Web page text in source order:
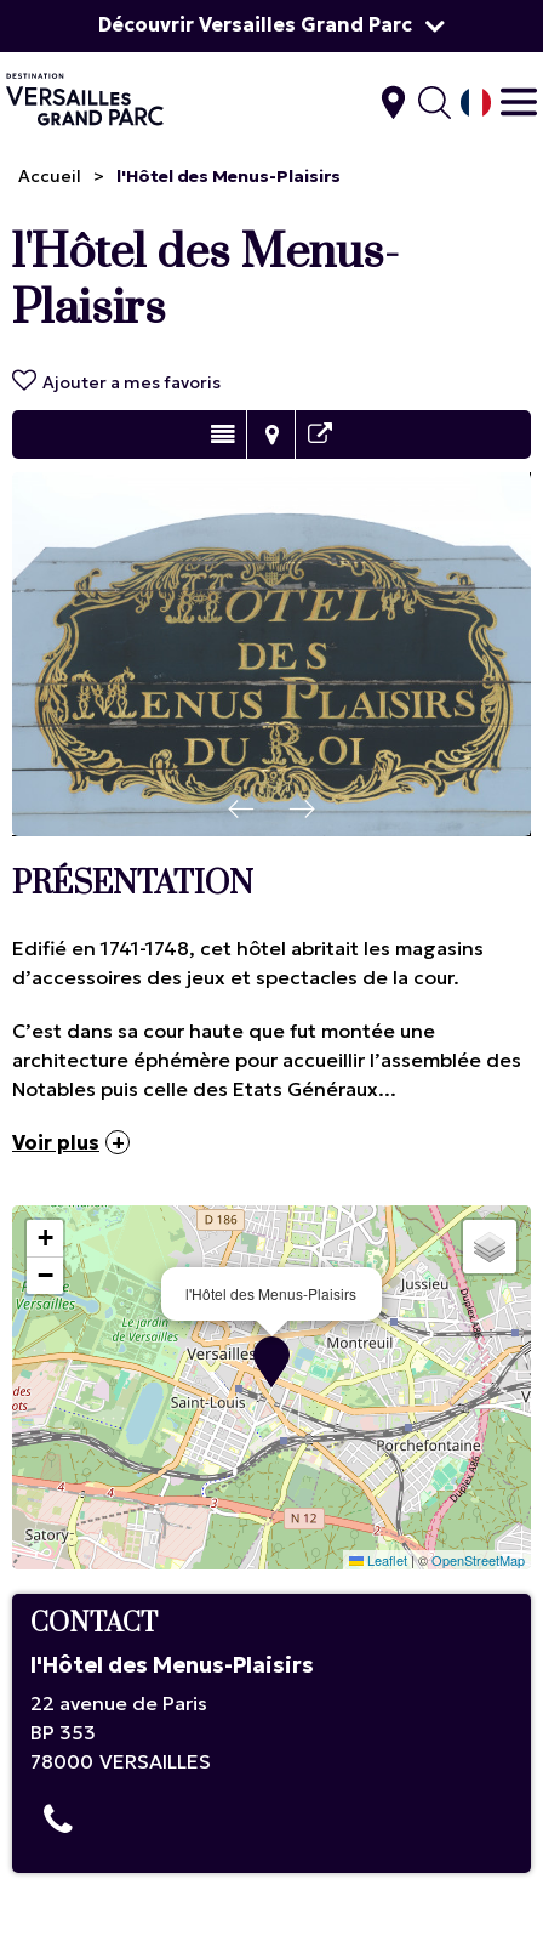
Découvrir Versailles Grand Parc
Accueil > l'Hôtel des Menus-Plaisirs
l'Hôtel des Menus-
Plaisirs
Ajouter a mes favoris
PRÉSENTATION
Edifié en 1741-1748, cet hôtel abritait les magasins
d’accessoires des jeux et spectacles de la cour.
C’est dans sa cour haute que fut montée une
architecture éphémère pour accueillir l’assemblée des
Notables puis celle des Etats Généraux...
Voir plus
l'Hôtel des Menus-Plaisirs
+
−
Leaflet|©OpenStreetMap
CONTACT
l'Hôtel des Menus-Plaisirs
22 avenue de Paris
BP 353
78000 VERSAILLES